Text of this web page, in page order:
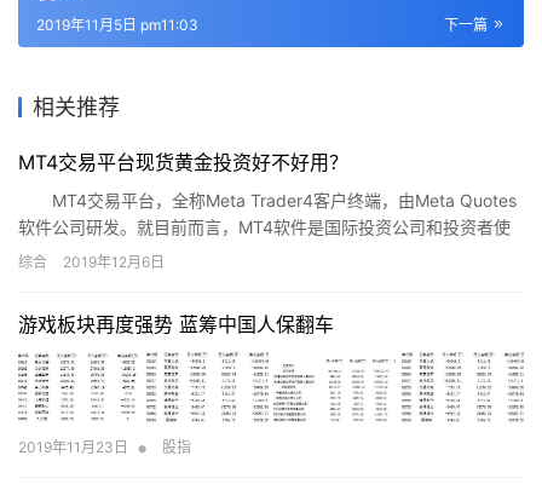
下一篇
2019年11月5日 pm11:03
相关推荐
MT4交易平台现货黄金投资好不好用？
MT4交易平台，全称Meta Trader4客户终端，由Meta Quotes
软件公司研发。就目前而言，MT4软件是国际投资公司和投资者使
用最广泛的网络交易平台。那么，MT4交易平台现货黄金投资究竟
综合 2019年12月6日
游戏板块再度强势 蓝筹中国人保翻车
2019年11月23日 • 股指